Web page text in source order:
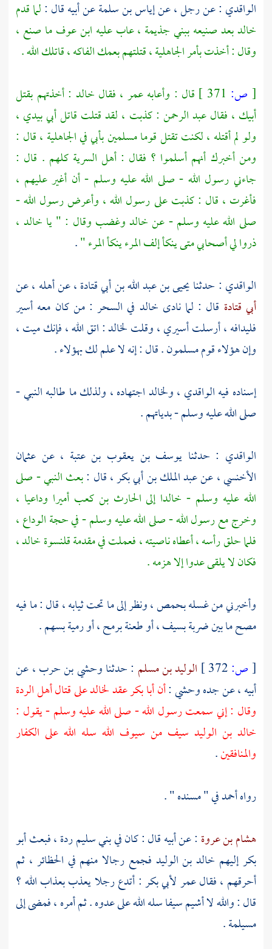
الواقدي : عن رجل ، عنإياس بن سلمةعن أبيه قال :لما قدم
خالدبعد صنيعهببني جذيمة ، عاب عليه ابن عوفما صنع ،
وقال : أخذت بأمر الجاهلية ، قتلتهم بعمك الفاكه ، قاتلك الله .
[ ص: قال : وأعابهعمر ، فقال خالد : أخذتهم بقتل
أبيك ، فقالعبد الرحمن : كذبت ، لقد قتلت قاتل أبي بيدي ،
ولو لم أقتله ، لكنت تقتل قوما مسلمين بأبي في الجاهلية ، قال :
ومن أخبرك أنهم أسلموا ؟ فقال : أهل السرية كلهم . قال :
جاءني رسول الله - صلى الله عليه وسلم - أن أغير عليهم ،
فأغرت ، قال : كذبت على رسول الله ، وأعرض رسول الله -
صلى الله عليه وسلم - عنخالدوغضب وقال : " يا خالد ،
ذروا لي أصحابي متى ينكأ إلف المرء ينكأ المرء ".
الواقدي : حدثنايحيى بن عبد الله بن أبي قتادة، عن أهله ، عن
أبي قتادة قال : لما نادى خالد في السحر : من كان معه أسير
فليدافه ، أرسلت أسيري ، وقلتلخالد: اتق الله ، فإنك ميت ،
وإن هؤلاء قوم مسلمون . قال : إنه لا علم لك بهؤلاء .
إسناده فيهالواقدي ،ولخالداجتهاده ، ولذلك ما طالبه النبي -
صلى الله عليه وسلم - بدياتهم .
الواقدي : حدثنا يوسف بن يعقوب بن عتبة ، عن عثمان
الأخنسي، عنعبد الملك بن أبي بكر، قال :بعث النبي - صلى
الله عليه وسلم - خالداإلى الحارث بن كعب أميرا وداعيا ،
وخرج مع رسول الله - صلى الله عليه وسلم - في حجة الوداع ،
فلما حلق رأسه ، أعطاه ناصيته ، فعملت في مقدمة قلنسوةخالد،
فكان لا يلقى عدوا إلا هزمه .
وأخبرني من غسلهبحمص، ونظر إلى ما تحت ثيابه ، قال : ما فيه
مصح ما بين ضربة بسيف ، أو طعنة برمح ، أو رمية بسهم .
[ص: الوليد بن مسلم : حدثناوحشي بن حرب، عن
أبيه ، عن جدهوحشي:أنأبا بكرعقدلخالدعلى قتال أهل الردة
وقال : إني سمعت رسول الله - صلى الله عليه وسلم - يقول :
خالد بن الوليد سيف من سيوف الله سله الله على الكفار
والمنافقين.
رواهأحمدفي " مسنده " .
هشام بن عروة : عن أبيه قال : كان فيبني سليمردة ، فبعثأبو
بكرإليهم خالد بن الوليد فجمع رجالا منهم في الحظائر ، ثم
أحرقهم ، فقالعمرلأبي بكر: أتدع رجلا يعذب بعذاب الله ؟
قال : والله لا أشيم سيفا سله الله على عدوه . ثم أمره ، فمضى إلى
مسيلمة.